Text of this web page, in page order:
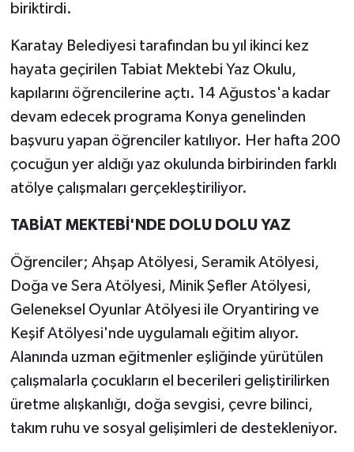
biriktirdi.
Karatay Belediyesi tarafından bu yıl ikinci kez
hayata geçirilen Tabiat Mektebi Yaz Okulu,
kapılarını öğrencilerine açtı. 14 Ağustos'a kadar
devam edecek programa Konya genelinden
başvuru yapan öğrenciler katılıyor. Her hafta 200
çocuğun yer aldığı yaz okulunda birbirinden farklı
atölye çalışmaları gerçekleştiriliyor.
TABİAT MEKTEBİ'NDE DOLU DOLU YAZ
Öğrenciler; Ahşap Atölyesi, Seramik Atölyesi,
Doğa ve Sera Atölyesi, Minik Şefler Atölyesi,
Geleneksel Oyunlar Atölyesi ile Oryantiring ve
Keşif Atölyesi'nde uygulamalı eğitim alıyor.
Alanında uzman eğitmenler eşliğinde yürütülen
çalışmalarla çocukların el becerileri geliştirilirken
üretme alışkanlığı, doğa sevgisi, çevre bilinci,
takım ruhu ve sosyal gelişimleri de destekleniyor.